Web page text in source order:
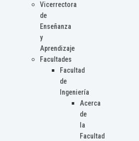
Vicerrectora
de
Enseñanza
y
Aprendizaje
Facultades
Facultad
de
Ingeniería
Acerca
de
la
Facultad